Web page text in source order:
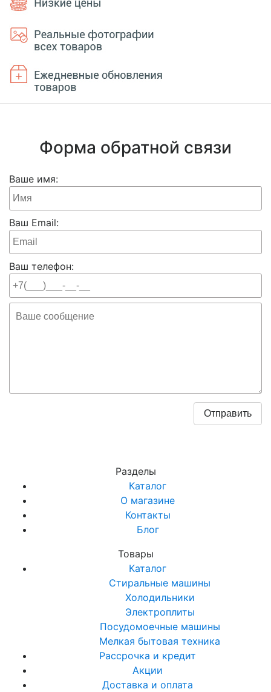
Форма обратной связи
Ваше имя:
Ваш Email:
Ваш телефон:
Разделы
Каталог
О магазине
Контакты
Блог
Товары
Каталог
Стиральные машины
Холодильники
Электроплиты
Посудомоечные машины
Мелкая бытовая техника
Рассрочка и кредит
Акции
Доставка и оплата